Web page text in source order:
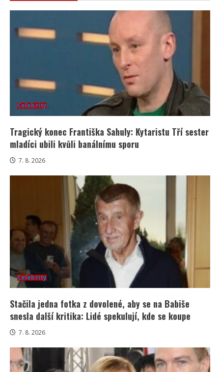
Celebrity
Tragický konec Františka Sahuly: Kytaristu Tří sester
mladíci ubili kvůli banálnímu sporu
7. 8. 2026
Celebrity
Stačila jedna fotka z dovolené, aby se na Babiše
snesla další kritika: Lidé spekulují, kde se koupe
7. 8. 2026